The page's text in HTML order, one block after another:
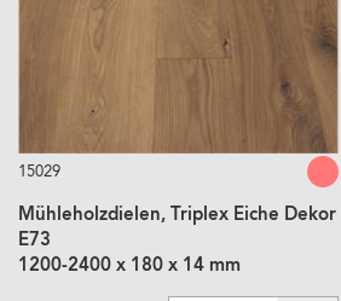
15029
Mühleholzdielen, Triplex Eiche Dekor
E73
1200-2400 x 180 x 14 mm